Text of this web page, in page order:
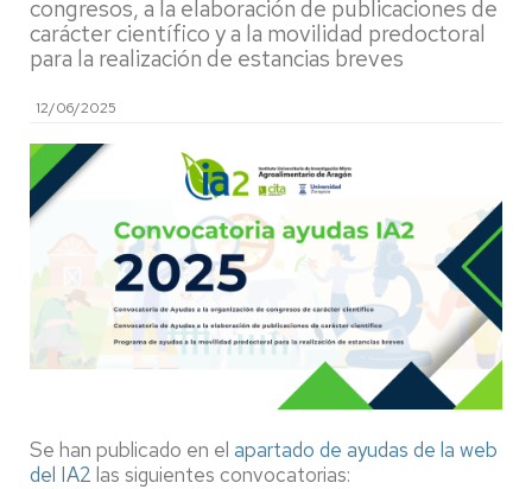
congresos, a la elaboración de publicaciones de
carácter científico y a la movilidad predoctoral
para la realización de estancias breves
12/06/2025
Se han publicado en el apartado de ayudas de la web
del IA2 las siguientes convocatorias: